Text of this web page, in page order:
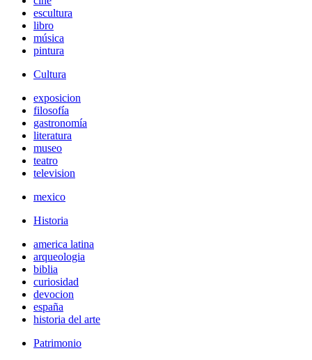
escultura
libro
música
pintura
Cultura
exposicion
filosofía
gastronomía
literatura
museo
teatro
television
mexico
Historia
america latina
arqueologia
biblia
curiosidad
devocion
españa
historia del arte
Patrimonio